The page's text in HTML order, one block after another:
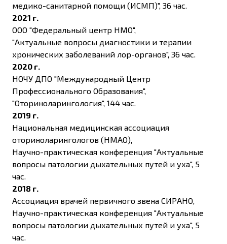
медико-санитарной помощи (ИСМП)", 36 час.
2021 г.
ООО "Федеральный центр НМО",
"Актуальные вопросы диагностики и терапии
хронических заболеваний лор-органов", 36 час.
2020 г.
НОЧУ ДПО "Международный Центр
Профессионального Образования",
"Оториноларингология", 144 час.
2019 г.
Национальная медицинская ассоциация
оториноларингологов (НМАО),
Научно-практическая конференция "Актуальные
вопросы патологии дыхательных путей и уха", 5
час.
2018 г.
Ассоциация врачей первичного звена СИРАНО,
Научно-практическая конференция "Актуальные
вопросы патологии дыхательных путей и уха", 5
час.